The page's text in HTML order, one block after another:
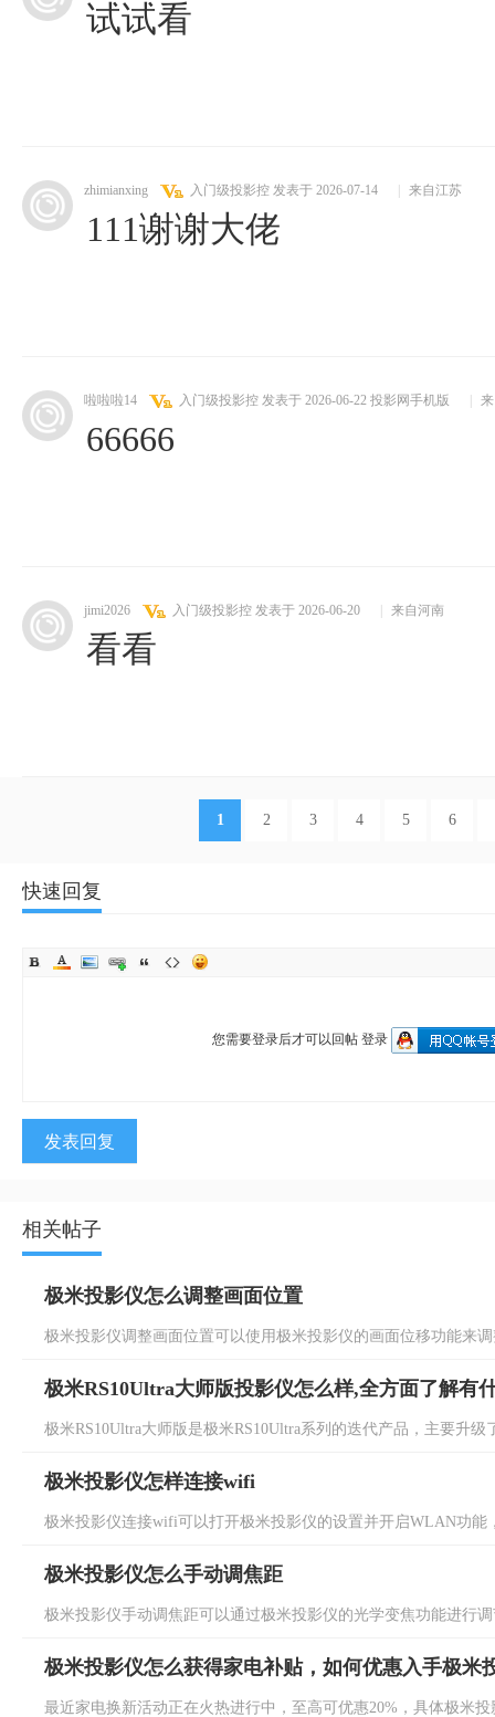
试试看
zhimianxing 入门级投影控 发表于 2026-07-14 来自江苏
111谢谢大佬
啦啦啦14 入门级投影控 发表于 2026-06-22 投影网手机版
66666
jimi2026 入门级投影控 发表于 2026-06-20 来自河南
看看
1 2 3 4 5 6
快速回复
您需要登录后才可以回帖 登录
发表回复
相关帖子
极米投影仪怎么调整画面位置
极米投影仪调整画面位置可以使用极米投影仪的画面位移功能来
极米RS10Ultra大师版投影仪怎么样,全方面了解有
极米RS10Ultra大师版是极米RS10Ultra系列的迭代产品，主要升
极米投影仪怎样连接wifi
极米投影仪连接wifi可以打开极米投影仪的设置并开启WLAN功
极米投影仪怎么手动调焦距
极米投影仪手动调焦距可以通过极米投影仪的光学变焦功能进行
极米投影仪怎么获得家电补贴，如何优惠入手极米
最近家电换新活动正在火热进行中，至高可优惠20%，具体极米